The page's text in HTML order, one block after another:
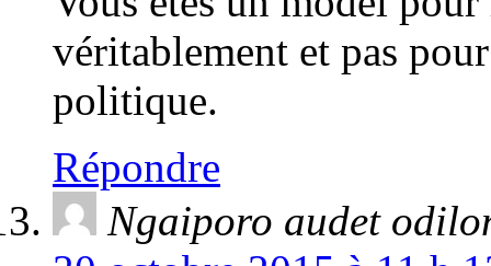
véritablement et pas
politique.
Répondre
Ngaiporo audet